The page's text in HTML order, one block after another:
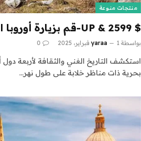
منتجات منوعة
$ 2599 & UP-قم بزيارة أوروبا الوسطى: رحلة مرشدة 9 ليال
بواسطة yaraa 1 فبراير، 2025 0
استكشف التاريخ الغني والثقافة لأربعة
بحرية ذات مناظر خلابة على طول نهر…